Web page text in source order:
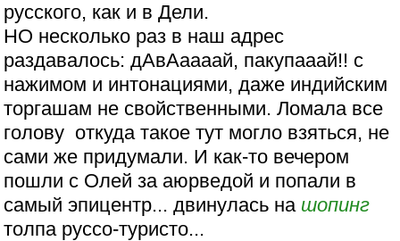
русского, как и в Дели.
НО несколько раз в наш адрес
раздавалось: дАвАаааай, пакупааай!! с
нажимом и интонациями, даже индийским
торгашам не свойственными. Ломала все
голову откуда такое тут могло взяться, не
сами же придумали. И как-то вечером
пошли с Олей за аюрведой и попали в
самый эпицентр... двинулась на шопинг
толпа руссо-туристо...